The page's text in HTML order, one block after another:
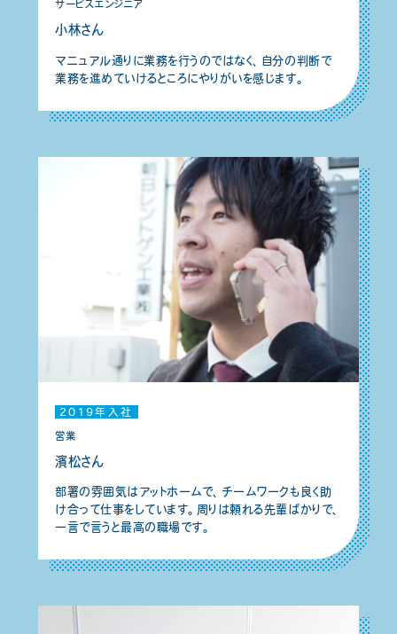
サービスエンジニア
小林さん
マニュアル通りに業務を行うのではなく、自分の判断で
業務を進めていけるところにやりがいを感じます。
2019年入社
営業
濱松さん
部署の雰囲気はアットホームで、チームワークも良く助
け合って仕事をしています。周りは頼れる先輩ばかりで、
一言で言うと最高の職場です。